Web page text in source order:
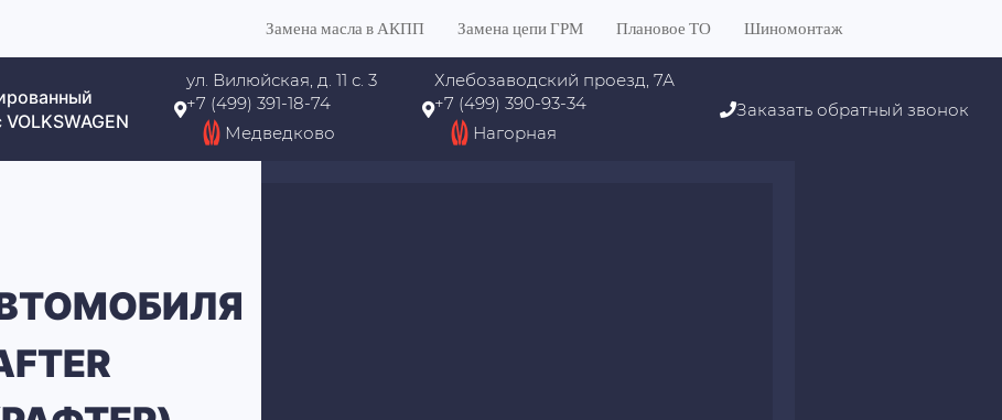
Замена масла в АКПП Замена цепи ГРМ Плановое ТО Шиномонтаж
ул. Вилюйская, д. 11 с. 3
+7 (499) 391-18-74
Медведково
Хлебозаводский проезд, 7А
+7 (499) 390-93-34
Нагорная
Заказать обратный звонок